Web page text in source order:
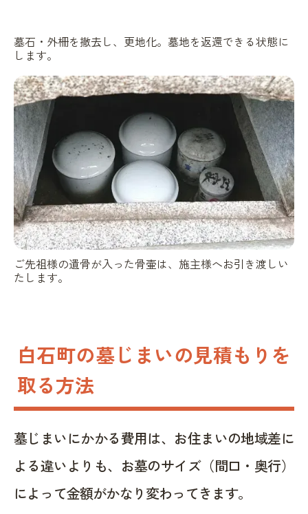
墓石・外柵を撤去し、更地化。墓地を返還できる状態に
します。
ご先祖様の遺骨が入った骨壷は、施主様へお引き渡しい
たします。
白石町の墓じまいの見積もりを
取る方法
墓じまいにかかる費用は、お住まいの地域差に
よる違いよりも、お墓のサイズ（間口・奥行）
によって金額がかなり変わってきます。